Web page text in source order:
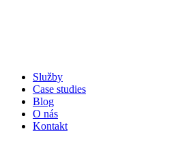
Služby
Case studies
Blog
O nás
Kontakt